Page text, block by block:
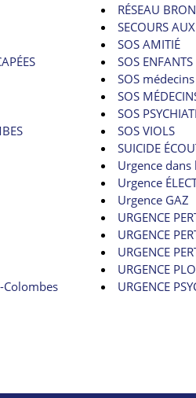
RÉSEAU
SECOURS
SOS AMITIÉ
SOS
SOS
SOS
SOS
SOS VIOLS
SUICIDE
Urgence
Urgence
Urgence GAZ
URGENCE
URGENCE
URGENCE
URGENCE
URGENCE